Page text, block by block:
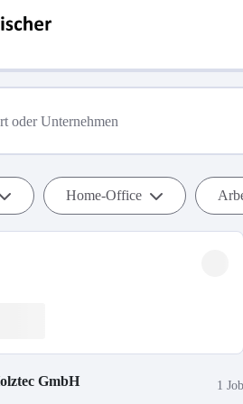
Home-Office
GmbH 1 Job